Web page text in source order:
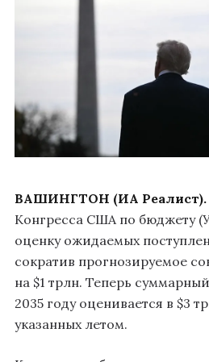
ВАШИНГТОН (ИА Реалист).
Конгресса США по бюджету
оценку ожидаемых
сократив прогнозируемое
на $1 трлн. Теперь
2035 году оценивается в $3
указанных летом.